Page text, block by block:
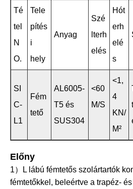
Té
tel
N
O.
Tele
pítés
i
hely
Anyag
Szé
lterh
elés
Hót
erh
elé
s
SI
C-
L1
Fém
tető
AL6005-
T5 és
SUS304
<60
M/S
<1,
4
KN/
M²
Előny
1）L lábú fémtetős szolártartók
fémtetőkkel, beleértve a trapéz-